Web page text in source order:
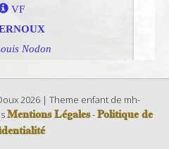
2026 | Theme enfant de mh-
Mentions Légales-Politique de